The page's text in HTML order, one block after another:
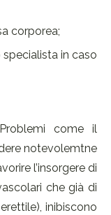
corporea;
in caso
come il
notevolemtne
l’insorgere di
che già di
inibiscono